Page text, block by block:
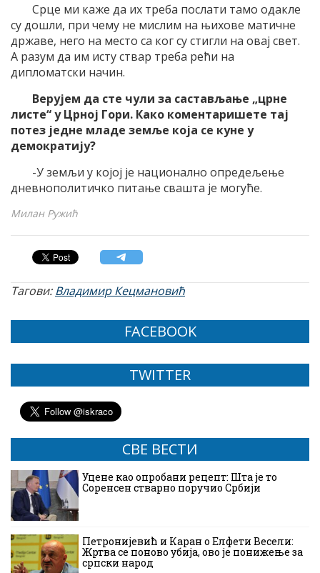
Срце ми каже да их треба послати тамо одакле
су дошли, при чему не мислим на њихове матичне
државе, него на место са ког су стигли на овај свет.
А разум да им исту ствар треба рећи на
дипломатски начин.
Верујем да сте чули за састављање „црне
листе“ у Црној Гори. Како коментаришете тај
потез једне младе земље која се куне у
демократију?
-У земљи у којој је национално опредељење
дневнополитичко питање свашта је могуће.
Милан Ружић
Тагови:Владимир Кецмановић
FACEBOOK
TWITTER
СВЕ ВЕСТИ
Уцене као опробани рецепт: Шта је то
Соренсен стварно поручио Србији
Петронијевић и Каран о Елфети Весели:
Жртва се поново убија, ово је понижење за
српски народ